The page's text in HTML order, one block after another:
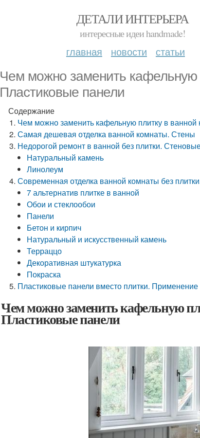
ДЕТАЛИ ИНТЕРЬЕРА
интересные идеи handmade!
главная новости статьи
Чем можно заменить кафельную
Пластиковые панели
Содержание
Чем можно заменить кафельную плитку в
Самая дешевая отделка ванной комнаты. Стены
Недорогой ремонт в ванной без плитки.
Натуральный камень
Линолеум
Современная отделка ванной комнаты без
7 альтернатив плитке в ванной
Обои и стеклообои
Панели
Бетон и кирпич
Натуральный и искусственный камень
Терраццо
Декоративная штукатурка
Покраска
Пластиковые панели вместо плитки.
Чем можно заменить кафельную
Пластиковые панели